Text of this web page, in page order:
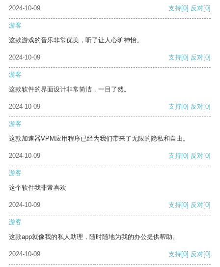
2024-10-09
支持[0] 反对[0]
游客
这款游戏的音乐非常优美，听了让人心旷神怡。
2024-10-09 支持[0] 反对[0]
游客
这款软件的界面设计非常简洁，一目了然。
2024-10-09 支持[0] 反对[0]
游客
这款加速器VPM应用程序已经为我们带来了无限的隐私和自由。
2024-10-09 支持[0] 反对[0]
游客
这个软件我非常喜欢
2024-10-09 支持[0] 反对[0]
游客
这款app就像我的私人助理，随时随地为我的办公提供帮助。
2024-10-09 支持[0] 反对[0]